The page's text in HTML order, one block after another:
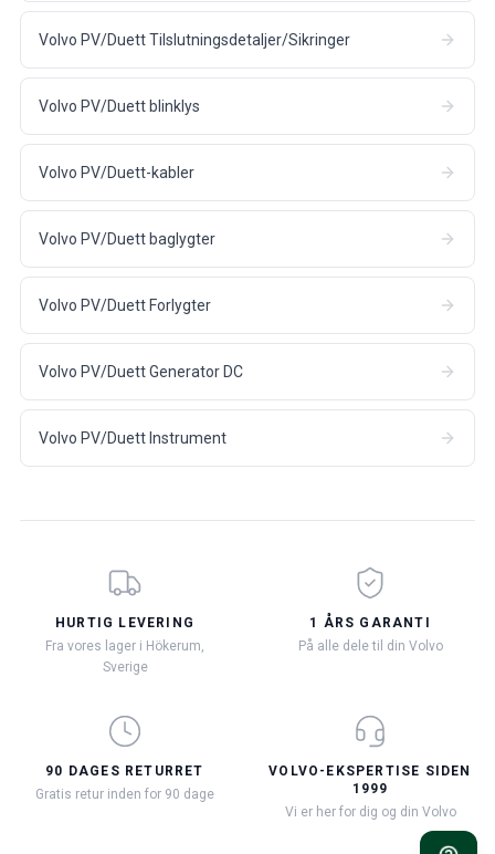
Volvo PV/Duett Tilslutningsdetaljer/Sikringer
Volvo PV/Duett blinklys
Volvo PV/Duett-kabler
Volvo PV/Duett baglygter
Volvo PV/Duett Forlygter
Volvo PV/Duett Generator DC
Volvo PV/Duett Instrument
HURTIG LEVERING
Fra vores lager i Hökerum,
Sverige
1 ÅRS GARANTI
På alle dele til din Volvo
90 DAGES RETURRET
Gratis retur inden for 90 dage
VOLVO-EKSPERTISE SIDEN
1999
Vi er her for dig og din Volvo